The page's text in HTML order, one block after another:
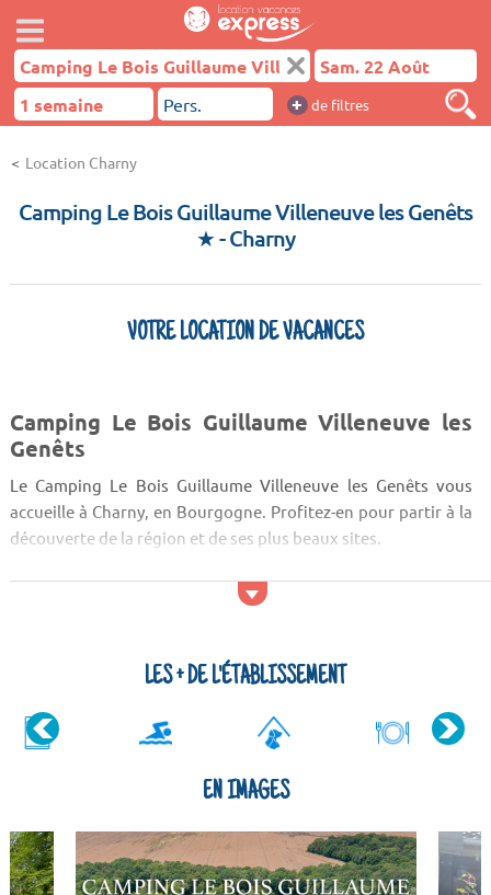
+ de filtres
Location Charny
Camping Le Bois Guillaume Villeneuve les Genêts
★- Charny
VOTRE LOCATION DE VACANCES
Camping Le Bois Guillaume Villeneuve les
Genêts
Le Camping Le Bois Guillaume Villeneuve les Genêts vous
accueille à Charny, en Bourgogne. Profitez-en pour partir à la
découverte de la région et de ses plus beaux sites.
Villeneuve les Genêts. Pour prendre un verre en famille ou
LES + DE L'ÉTABLISSEMENT
EN IMAGES